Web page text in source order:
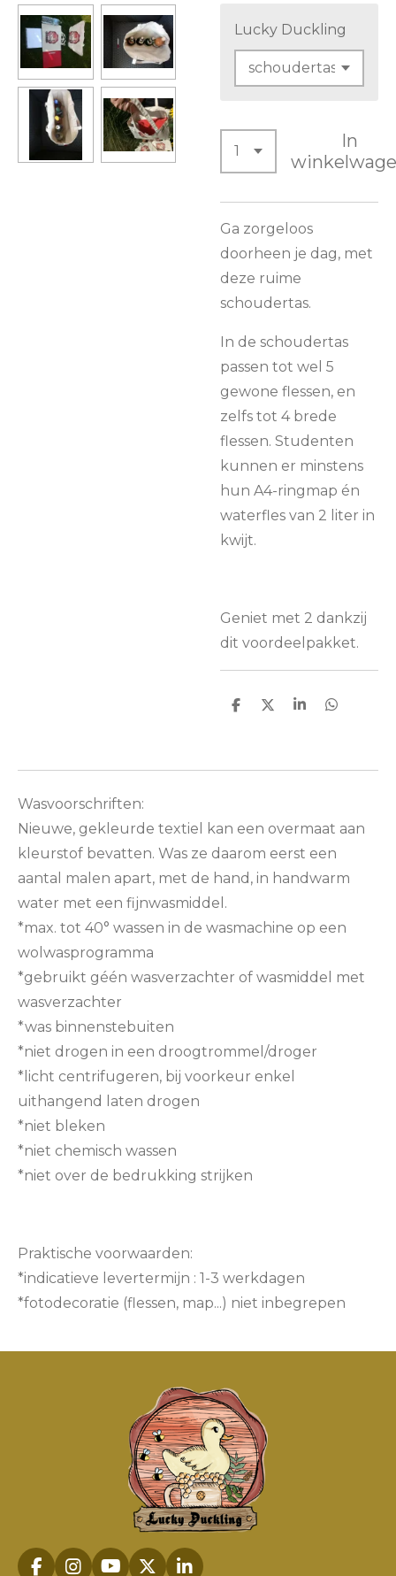
Lucky Duckling
In
Ga zorgeloos
doorheen je dag, met
deze ruime
schoudertas.
In de schoudertas
passen tot wel 5
gewone flessen, en
zelfs tot 4 brede
flessen. Studenten
kunnen er minstens
hun A4-ringmap én
waterfles van 2 liter in
kwijt.
Geniet met 2 dankzij
dit voordeelpakket.
D
n
D
S
e
D
n
Wasvoorschriften:
Nieuwe, gekleurde textiel kan een overmaat aan
kleurstof bevatten. Was ze daarom eerst een
aantal malen apart, met de hand, in handwarm
water met een fijnwasmiddel.
*max. tot 40° wassen in de wasmachine op een
wolwasprogramma
*gebruikt géén wasverzachter of wasmiddel met
wasverzachter
*was binnenstebuiten
*niet drogen in een droogtrommel/droger
*licht centrifugeren, bij voorkeur enkel
uithangend laten drogen
*niet bleken
*niet chemisch wassen
*niet over de bedrukking strijken
Praktische voorwaarden:
*indicatieve levertermijn : 1-3 werkdagen
*fotodecoratie (flessen, map...) niet inbegrepen